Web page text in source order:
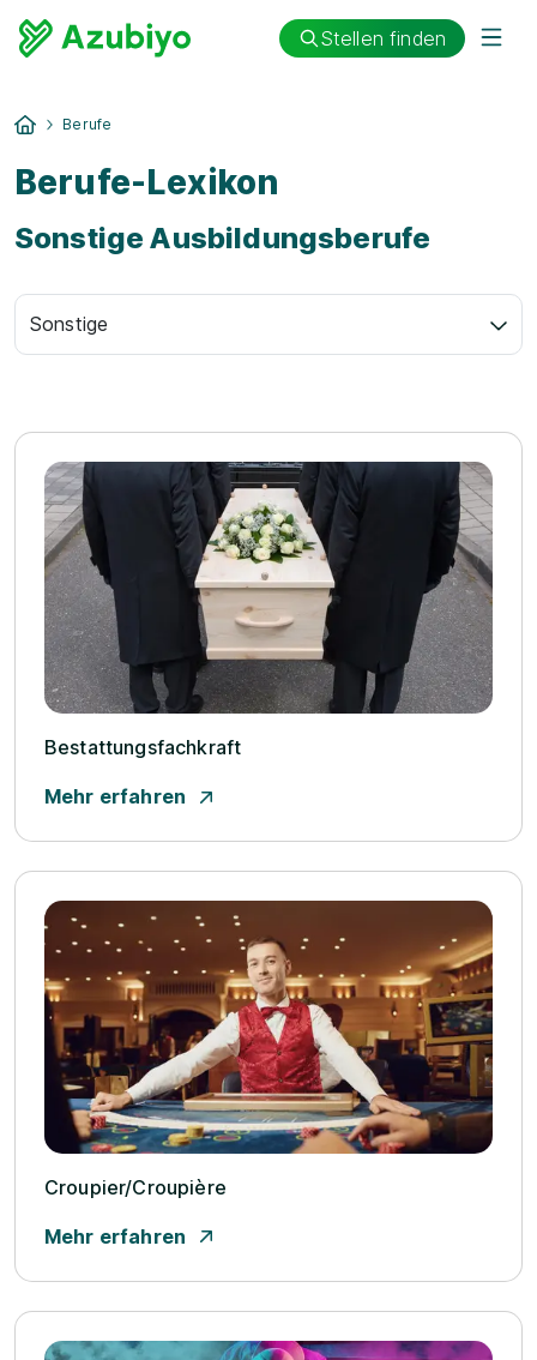
Stellen finden
Berufe
Berufe-Lexikon
Sonstige Ausbildungsberufe
Sonstige
Bestattungsfachkraft
Mehr erfahren
Croupier/­Croupière
Mehr erfahren